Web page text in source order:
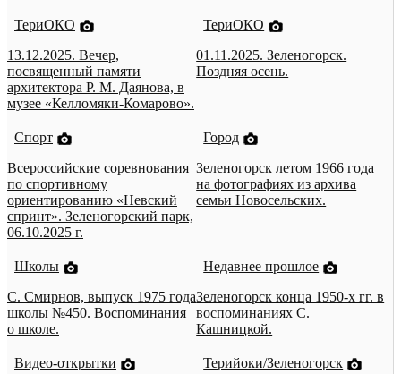
ТериОКО
13.12.2025. Вечер,
посвященный памяти
архитектора Р. М. Даянова, в
музее «Келломяки-Комарово».
ТериОКО
01.11.2025. Зеленогорск.
Поздняя осень.
Спорт
Всероссийские соревнования
по спортивному
ориентированию «Невский
спринт». Зеленогорский парк,
06.10.2025 г.
Город
Зеленогорск летом 1966 года
на фотографиях из архива
семьи Новосельских.
Школы
С. Смирнов, выпуск 1975 года
школы №450. Воспоминания
о школе.
Недавнее прошлое
Зеленогорск конца 1950-х гг. в
воспоминаниях С.
Кашницкой.
Видео-открытки
Терийоки/Зеленогорск